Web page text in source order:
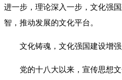
进一步，理论深入一步，文化强
智，推动发展的文化平台。
文化铸魂，文化强国建设增强
党的十八大以来，宣传思想文